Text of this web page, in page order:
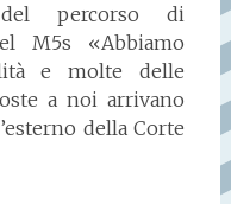
percorso di
M5s «Abbiamo
e molte delle
a noi arrivano
della Corte